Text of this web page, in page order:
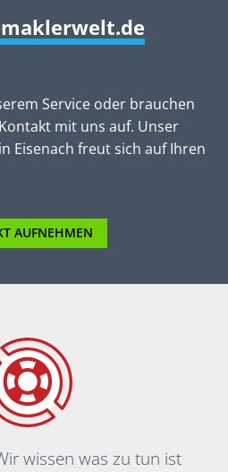
Service oder brauchen
mit uns auf. Unser
Eisenach freut sich auf Ihren
AUFNEHMEN
wissen was zu tun ist